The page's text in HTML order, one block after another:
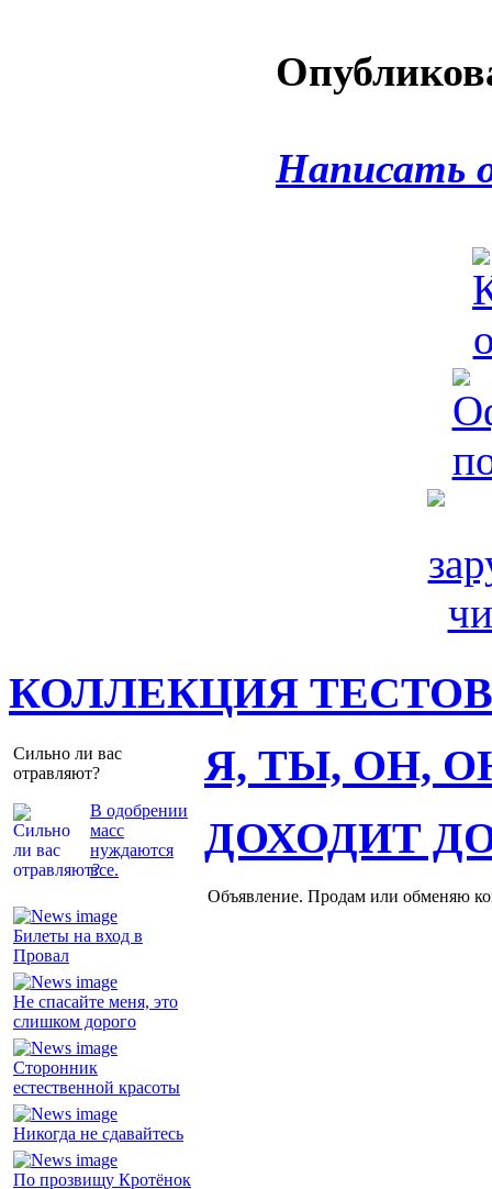
Написать
КОЛЛЕКЦИЯ ТЕСТОВ
Сильно ли вас
отравляют?
В одобрении
масс
нуждаются
все.
Я, ТЫ, ОН,
Билеты на вход в
Провал
Не спасайте меня, это
слишком дорого
Сторонник
естественной красоты
Никогда не сдавайтесь
По прозвищу Кротёнок
ДОХОДИТ
Объявление. Продам или обменяю